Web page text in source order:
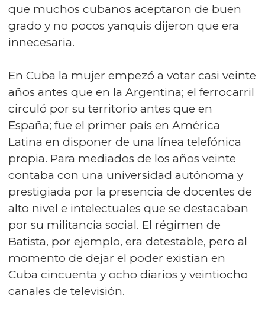
que muchos cubanos aceptaron de buen
grado y no pocos yanquis dijeron que era
innecesaria.
En Cuba la mujer empezó a votar casi veinte
años antes que en la Argentina; el ferrocarril
circuló por su territorio antes que en
España; fue el primer país en América
Latina en disponer de una línea telefónica
propia. Para mediados de los años veinte
contaba con una universidad autónoma y
prestigiada por la presencia de docentes de
alto nivel e intelectuales que se destacaban
por su militancia social. El régimen de
Batista, por ejemplo, era detestable, pero al
momento de dejar el poder existían en
Cuba cincuenta y ocho diarios y veintiocho
canales de televisión.